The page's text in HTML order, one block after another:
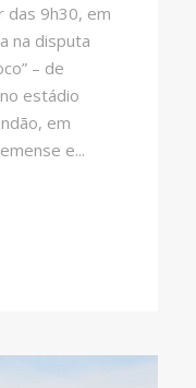
das 9h30, em
na disputa
– de
estádio
em
e...